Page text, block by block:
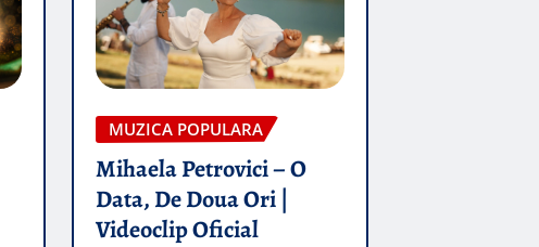
MUZICA POPULARA
Mihaela Petrovici – O
Data, De Doua Ori |
Videoclip Oficial